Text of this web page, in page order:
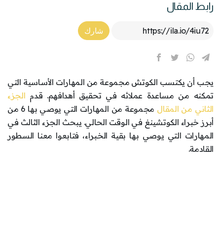
رابط المقال
Article Link
شارك
يجب أن يكتسب الكوتش مجموعة من المهارات الأساسية التي
تمكنه من مساعدة عملائه في تحقيق أهدافهم. قدم الجزء
الثاني من المقال
مجموعة من المهارات التي يوصي بها 6 من
أبرز خبراء الكوتشينغ في الوقت الحالي. يبحث الجزء الثالث في
المهارات التي يوصي بها بقية الخبراء، فتابعوا معنا السطور
القادمة.